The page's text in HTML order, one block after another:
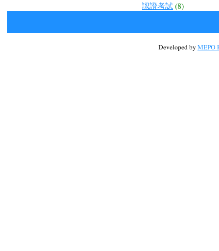
認證考試(8)
Developed by MEPO